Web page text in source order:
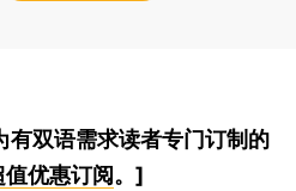
有双语需求读者专门订制的
优惠订阅 。]